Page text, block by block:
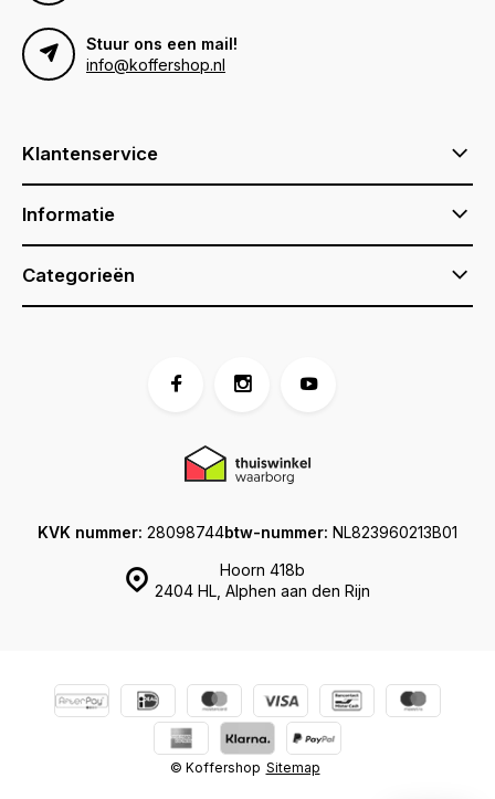
Stuur ons een mail!
info@koffershop.nl
Klantenservice
Informatie
Categorieën
Hoorn 418b
2404 HL, Alphen aan den Rijn
KVK nummer: 28098744btw-nummer: NL823960213B01
© Koffershop Sitemap